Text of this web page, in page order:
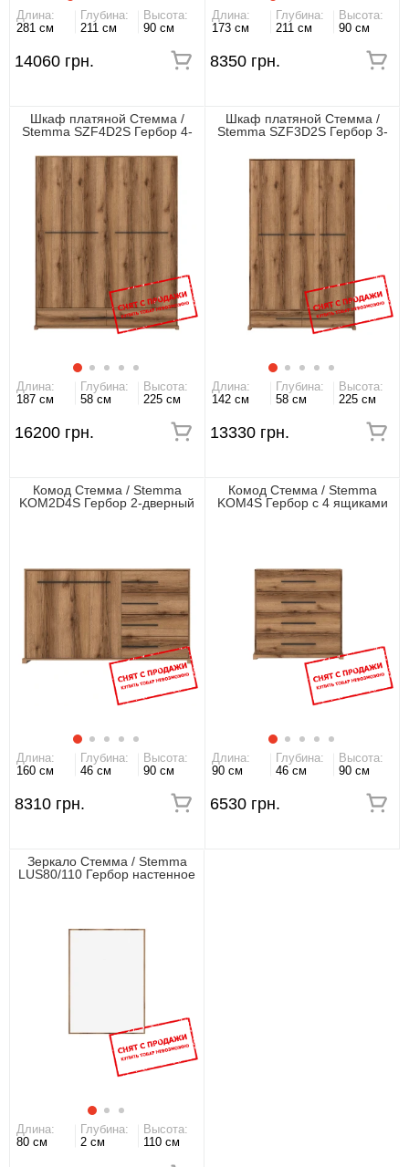
Длина:
281 см
Глубина:
211 см
Высота:
90 см
14060 грн.
Длина:
173 см
Глубина:
211 см
Высота:
90 см
8350 грн.
Шкаф платяной Стемма /
Stemma SZF4D2S Гербор 4-
Длина:
187 см
Глубина:
58 см
Высота:
225 см
16200 грн.
Шкаф платяной Стемма /
Stemma SZF3D2S Гербор 3-
Длина:
142 см
Глубина:
58 см
Высота:
225 см
13330 грн.
Комод Стемма / Stemma
KOM2D4S Гербор 2-дверный
Длина:
160 см
Глубина:
46 см
Высота:
90 см
8310 грн.
Комод Стемма / Stemma
KOM4S Гербор с 4 ящиками
Длина:
90 см
Глубина:
46 см
Высота:
90 см
6530 грн.
Зеркало Стемма / Stemma
LUS80/110 Гербор настенное
Длина:
80 см
Глубина:
2 см
Высота:
110 см